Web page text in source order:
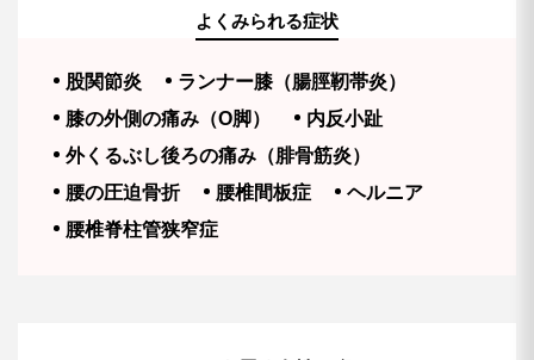
よくみられる症状
股関節炎
ランナー膝（腸脛靭帯炎）
膝の外側の痛み（O脚）
内反小趾
外くるぶし後ろの痛み（腓骨筋炎）
腰の圧迫骨折
腰椎間板症
ヘルニア
腰椎脊柱管狭窄症